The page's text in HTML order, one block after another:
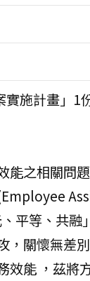
施計畫」1
之相關問
平等、共
關懷無差
能 ，茲將